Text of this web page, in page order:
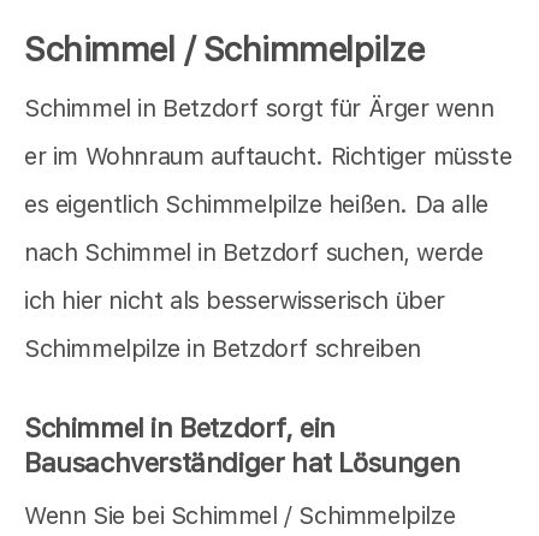
Schimmel / Schimmelpilze
Schimmel in Betzdorf sorgt für Ärger wenn
er im Wohnraum auftaucht. Richtiger müsste
es eigentlich Schimmelpilze heißen. Da alle
nach Schimmel in Betzdorf suchen, werde
ich hier nicht als besserwisserisch über
Schimmelpilze in Betzdorf schreiben
Schimmel in Betzdorf, ein
Bausachverständiger hat Lösungen
Wenn Sie bei Schimmel / Schimmelpilze